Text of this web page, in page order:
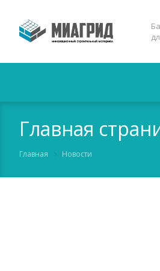
Главная
Главная Новости